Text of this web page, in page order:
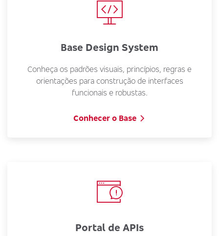
Base Design System
Conheça os padrões visuais, princípios, regras e
orientações para construção de interfaces
funcionais e robustas.
Conhecer o Base
Portal de APIs